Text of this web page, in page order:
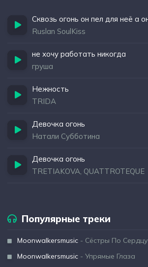
Ruslan SoulKiss
не хочу работать никогда
груша
Нежность
TRIDA
Девочка огонь
Натали Субботина
Девочка огонь
TRETIAKOVA, QUATTROTEQUE
Популярные треки
Moonwalkersmusic - Сёстры По Сердцу
Moonwalkersmusic - Упрямые Глаза